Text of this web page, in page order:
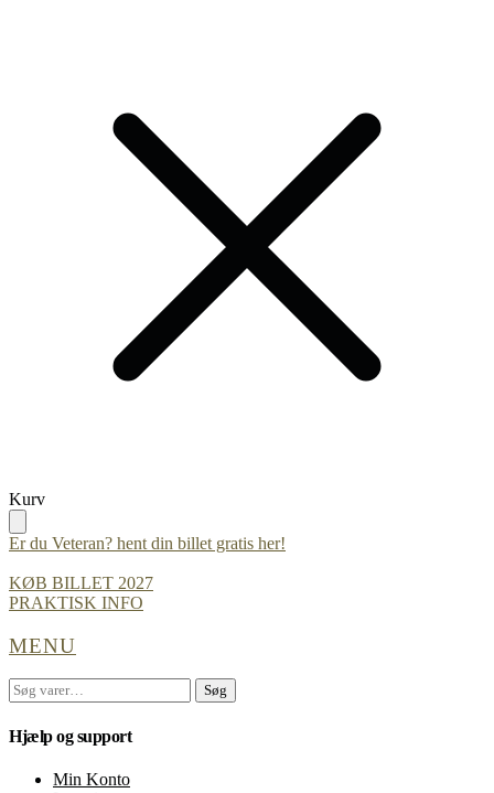
Skip
to
navigation
Skip
to
content
Kurv
Er du Veteran? hent din billet gratis her!
KØB BILLET 2027
PRAKTISK INFO
MENU
Søg
efter:
Søg
Hjælp og support
Min Konto